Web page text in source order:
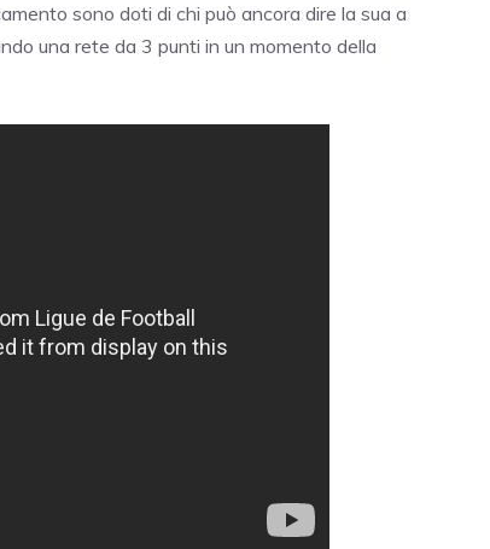
sono doti di chi può ancora dire la sua a
una rete da 3 punti in un momento della